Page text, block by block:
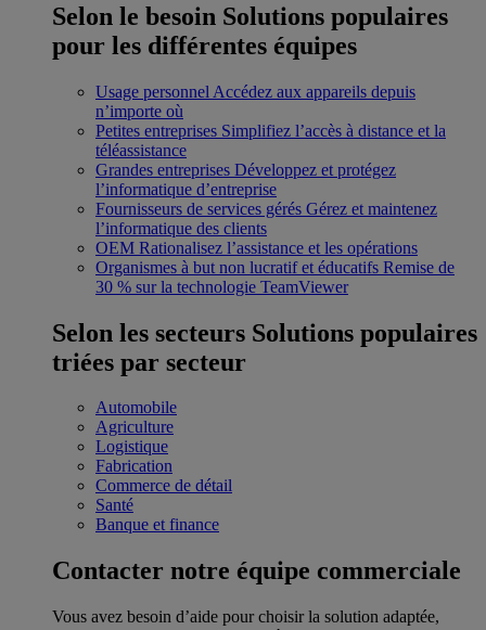
Selon le besoin Solutions populaires
pour les différentes équipes
Usage personnel Accédez aux appareils depuis
n’importe où
Petites entreprises Simplifiez l’accès à distance et la
téléassistance
Grandes entreprises Développez et protégez
l’informatique d’entreprise
Fournisseurs de services gérés Gérez et maintenez
l’informatique des clients
OEM Rationalisez l’assistance et les opérations
Organismes à but non lucratif et éducatifs Remise de
30 % sur la technologie TeamViewer
Selon les secteurs Solutions populaires
triées par secteur
Automobile
Agriculture
Logistique
Fabrication
Commerce de détail
Santé
Banque et finance
Contacter notre équipe commerciale
Vous avez besoin d’aide pour choisir la solution adaptée,